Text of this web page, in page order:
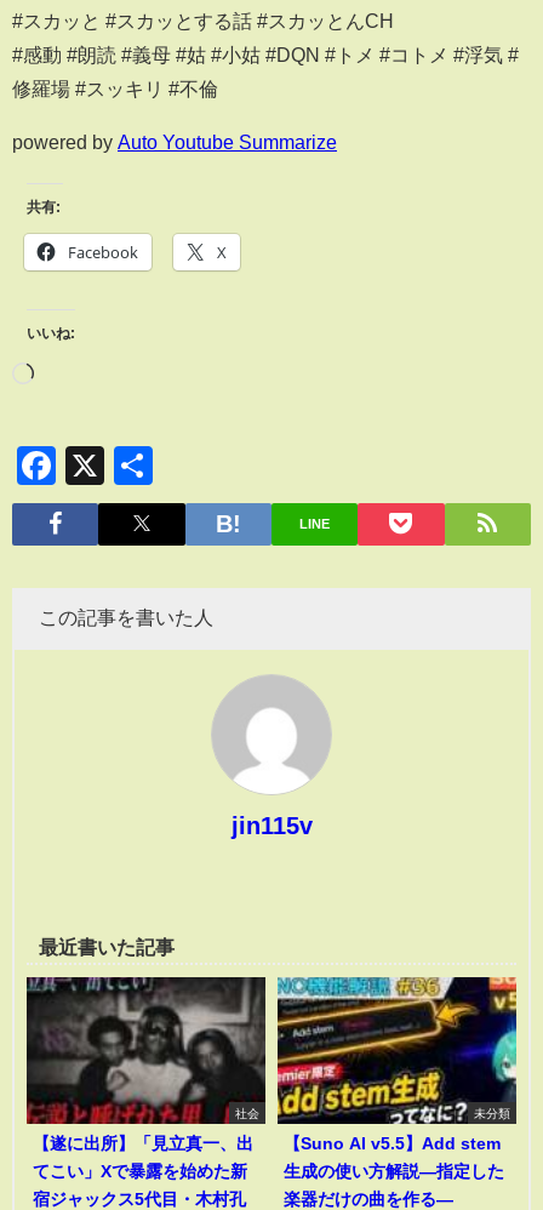
#スカッと #スカッとする話 #スカッとんCH
#感動 #朗読 #義母 #姑 #小姑 #DQN #トメ #コトメ #浮気 #
修羅場 #スッキリ #不倫
powered by Auto Youtube Summarize
共有:
Facebook X
いいね:
Facebook
X
有
LINE
この記事を書いた人
jin115v
最近書いた記事
社会
【遂に出所】「見立真一、出
てこい」Xで暴露を始めた新
宿ジャックス5代目・木村孔
未分類
【Suno AI v5.5】Add stem
生成の使い方解説―指定した
楽器だけの曲を作る―